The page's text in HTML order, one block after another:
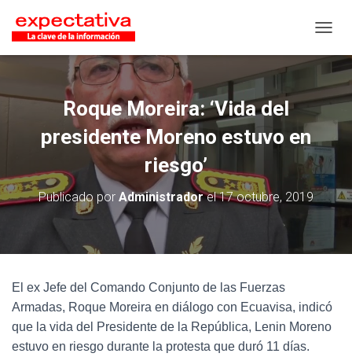
Roque Moreira: ‘Vida del
presidente Moreno estuvo en
riesgo’
Publicado por Administradorel17 octubre, 2019
El ex Jefe del Comando Conjunto de las Fuerzas
Armadas, Roque Moreira en diálogo con Ecuavisa, indicó
que la vida del Presidente de la República, Lenin Moreno
estuvo en riesgo durante la protesta que duró 11 días.